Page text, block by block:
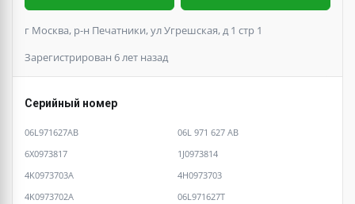
г Москва, р-н Печатники, ул Угрешская, д 1 стр 1
Зарегистрирован 6 лет назад
Серийный номер
06L971627AB
06L 971 627 AB
6X0973817
1J0973814
4K0973703A
4H0973703
4K0973702A
06L971627T